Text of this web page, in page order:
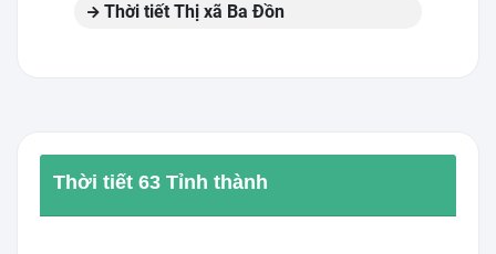
Thời tiết Thị xã Ba Đồn
Thời tiết 63 Tỉnh thành